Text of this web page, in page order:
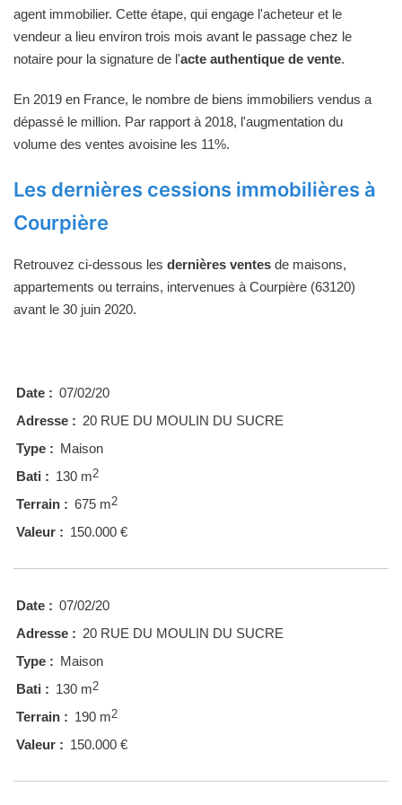
agent immobilier. Cette étape, qui engage l'acheteur et le
vendeur a lieu environ trois mois avant le passage chez le
notaire pour la signature de l'acte authentique de vente.
En 2019 en France, le nombre de biens immobiliers vendus a
dépassé le million. Par rapport à 2018, l'augmentation du
volume des ventes avoisine les 11%.
Les dernières cessions immobilières à
Courpière
Retrouvez ci-dessous les dernières ventes de maisons,
appartements ou terrains, intervenues à Courpière (63120)
avant le 30 juin 2020.
Date : 07/02/20
Adresse : 20 RUE DU MOULIN DU SUCRE
Type : Maison
Bati : 130 m2
Terrain : 675 m2
Valeur : 150.000 €
Date : 07/02/20
Adresse : 20 RUE DU MOULIN DU SUCRE
Type : Maison
Bati : 130 m2
Terrain : 190 m2
Valeur : 150.000 €